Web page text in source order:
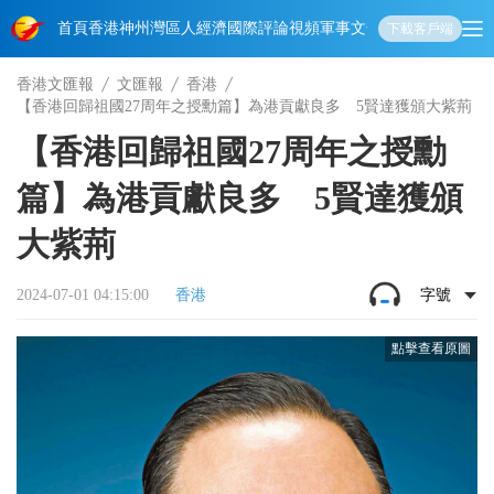
首頁香港神州 灣區人經濟國際評論視頻軍事文化 娛樂生活教育體
下載客戶端
香港文匯報 文匯報
香港
【香港回歸祖國27周年之授勳篇】為港貢獻良多 5賢達獲頒大紫荊
【香港回歸祖國27周年之授勳
篇】為港貢獻良多 5賢達獲頒
大紫荊
2024-07-01 04:15:00 香港 字號